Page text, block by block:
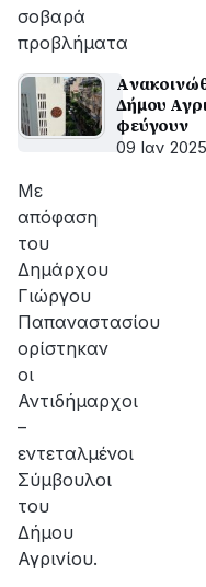
σοβαρά
προβλήματα
Δήμου
φεύγουν
09 Ιαν
Με
απόφαση
του
Δημάρχου
Γιώργου
Παπαναστασίου
ορίστηκαν
οι
Αντιδήμαρχοι
–
εντεταλμένοι
Σύμβουλοι
του
Δήμου
Αγρινίου.